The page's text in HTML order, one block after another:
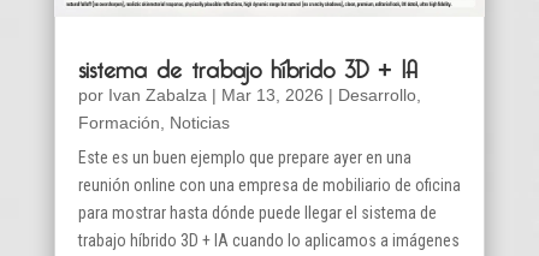
sistema de trabajo híbrido 3D + IA
por Ivan Zabalza | Mar 13, 2026 | Desarrollo,
Formación
Noticias
Este es un buen ejemplo que prepare ayer en una
reunión online con una empresa de mobiliario de oficina
para mostrar hasta dónde puede llegar el sistema de
trabajo híbrido 3D + IA cuando lo aplicamos a imágenes